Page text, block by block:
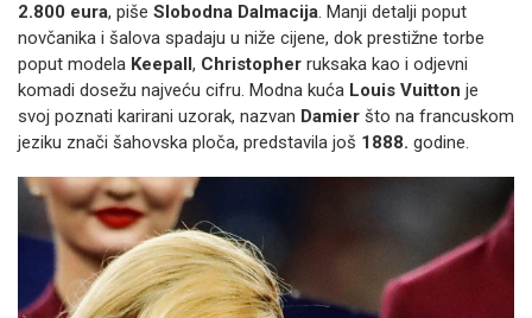
2.800 eura, piše Slobodna Dalmacija. Manji detalji poput
novčanika i šalova spadaju u niže cijene, dok prestižne torbe
poput modela Keepall, Christopher ruksaka kao i odjevni
komadi dosežu najveću cifru. Modna kuća Louis Vuitton je
svoj poznati karirani uzorak, nazvan Damier što na francuskom
jeziku znači šahovska ploča, predstavila još 1888. godine.